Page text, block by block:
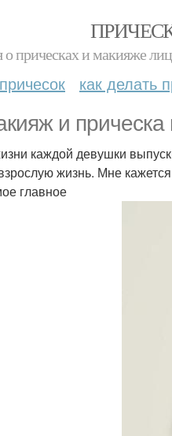
прическах и макияже
как делать
и прическа
каждой девушки
жизнь. Мне
главное